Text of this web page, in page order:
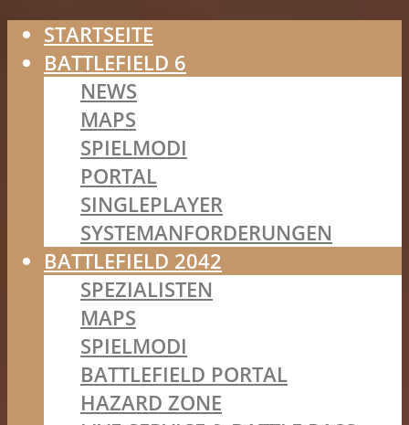
STARTSEITE
BATTLEFIELD 6
NEWS
MAPS
SPIELMODI
PORTAL
SINGLEPLAYER
SYSTEMANFORDERUNGEN
BATTLEFIELD 2042
SPEZIALISTEN
MAPS
SPIELMODI
BATTLEFIELD PORTAL
HAZARD ZONE